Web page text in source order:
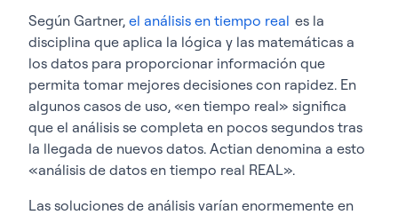
Según Gartner, el análisis en tiempo real es la
disciplina que aplica la lógica y las matemáticas a
los datos para proporcionar información que
permita tomar mejores decisiones con rapidez. En
algunos casos de uso, «en tiempo real» significa
que el análisis se completa en pocos segundos tras
la llegada de nuevos datos. Actian denomina a esto
«análisis de datos en tiempo real REAL».
Las soluciones de análisis varían enormemente en